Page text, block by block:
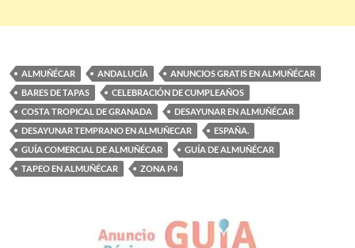
ALMUÑÉCAR ANDALUCÍA
ANUNCIOS GRATIS EN ALMUÑÉCAR
BARES DE TAPAS
CELEBRACIÓN DE CUMPLEAÑOS
COSTA TROPICAL DE GRANADA
DESAYUNAR EN ALMUÑÉCAR
DESAYUNAR TEMPRANO EN ALMUÑECAR
ESPAÑA.
GUÍA COMERCIAL DE ALMUÑÉCAR
GUÍA DE ALMUÑÉCAR
TAPEO EN ALMUÑÉCAR
ZONA P4